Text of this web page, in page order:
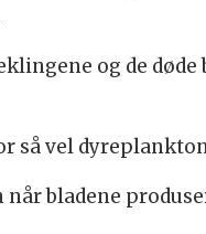
og de
så vel
bladene